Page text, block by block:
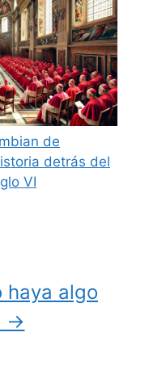
de
detrás del
VI
haya algo
→